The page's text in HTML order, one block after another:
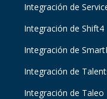
Integración de
Integración de Shift4
Integración de
Integración de
Integración de Taleo